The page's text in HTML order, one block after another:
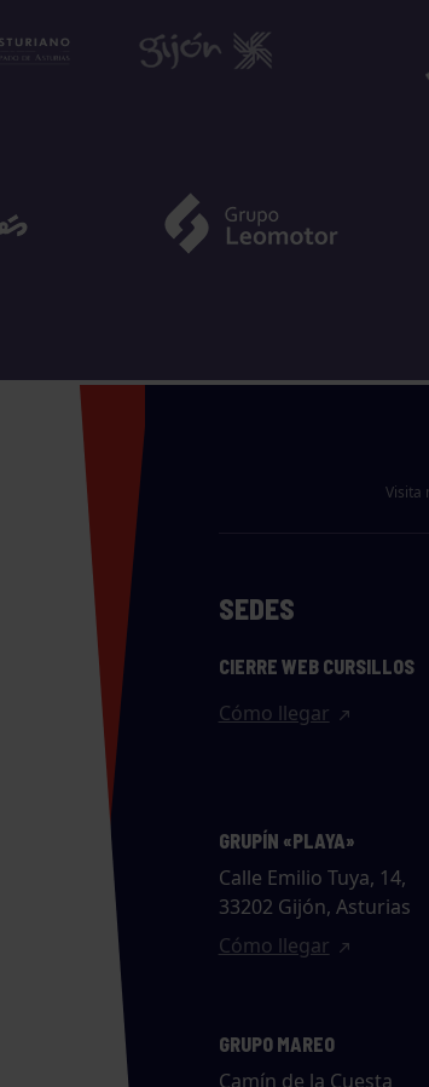
Visita
SEDES
CIERRE WEB CURSILLOS
Cómo llegar
GRUPÍN «PLAYA»
Calle Emilio Tuya, 14,
33202 Gijón, Asturias
Cómo llegar
GRUPO MAREO
Camín de la Cuesta